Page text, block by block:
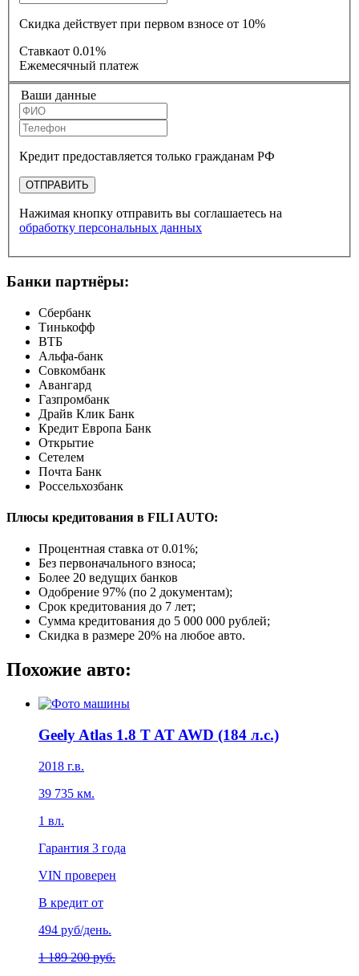
Скидка действует при первом взносе от 10%
Ставкаот 0.01%
Ежемесячный платеж
Ваши данные
Кредит предоставляется только гражданам РФ
ОТПРАВИТЬ
Нажимая кнопку отправить вы соглашаетесь на
обработку персональных данных
Банки партнёры:
Сбербанк
Тинькофф
ВТБ
Альфа-банк
Совкомбанк
Авангард
Газпромбанк
Драйв Клик Банк
Кредит Европа Банк
Открытие
Сетелем
Почта Банк
Россельхозбанк
Плюсы кредитования в FILI AUTO:
Процентная ставка от 0.01%;
Без первоначального взноса;
Более 20 ведущих банков
Одобрение 97% (по 2 документам);
Срок кредитования до 7 лет;
Сумма кредитования до 5 000 000 рублей;
Скидка в размере 20% на любое авто.
Похожие авто:
Geely Atlas 1.8 T AT AWD (184 л.с.)
2018 г.в.
39 735 км.
1 вл.
Гарантия 3 года
VIN проверен
В кредит от
494 руб/день.
1 189 200 руб.